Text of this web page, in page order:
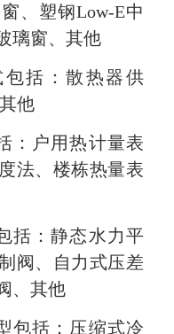
、塑钢Low-E中
璃窗、其他
括：散热器供
他
户用热计量表
法、楼栋热量表
：静态水力平
阀、自力式压差
、其他
括：压缩式冷